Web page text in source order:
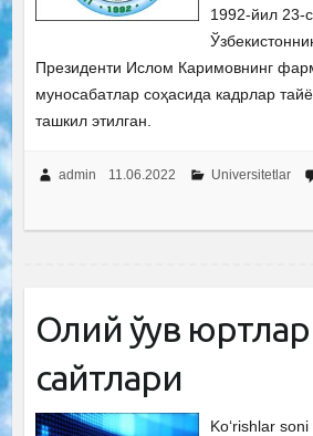
1992-йил 23-
Президенти Ислом Каримовнинг
муносабатлар соҳасида кадрлар
ташкил этилган.
admin 11.06.2022 Universitetlar
Олий ўқув
сайтлари
Ko‘rishlar